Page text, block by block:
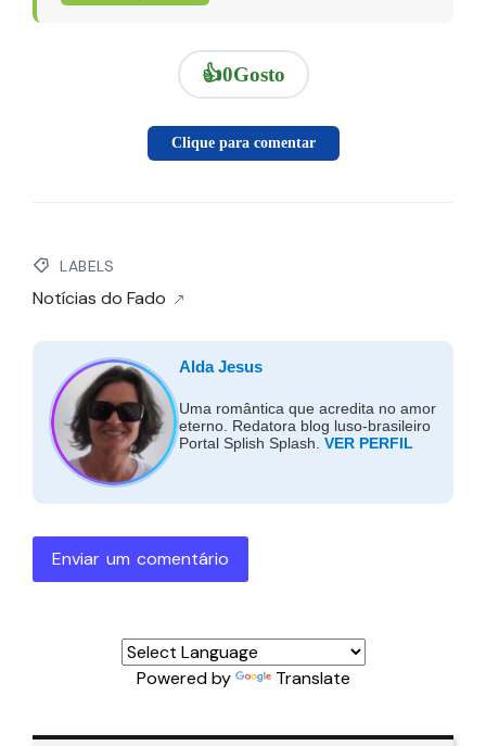
👍0Gosto
Clique para comentar
LABELS
Notícias do Fado
Alda Jesus
Uma romântica que acredita no amor
eterno. Redatora blog luso-brasileiro
Portal Splish Splash. VER PERFIL
Enviar um comentário
Powered by Translate